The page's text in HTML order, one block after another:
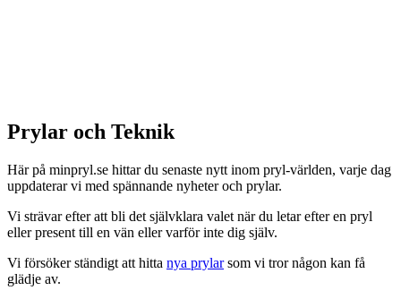
Prylar och Teknik
Här på minpryl.se hittar du senaste nytt inom pryl-världen, varje dag
uppdaterar vi med spännande nyheter och prylar.
Vi strävar efter att bli det självklara valet när du letar efter en pryl
eller present till en vän eller varför inte dig själv.
Vi försöker ständigt att hitta nya prylarsom vi tror någon kan få
glädje av.